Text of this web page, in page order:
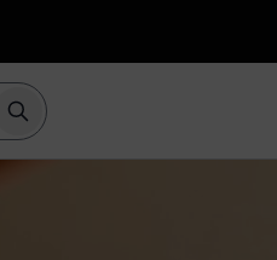
Suche mit Suchwort